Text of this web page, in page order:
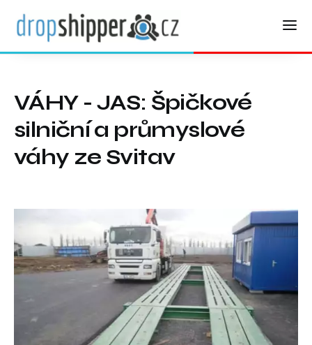
VÁHY - JAS: Špičkové
silniční a průmyslové
váhy ze Svitav